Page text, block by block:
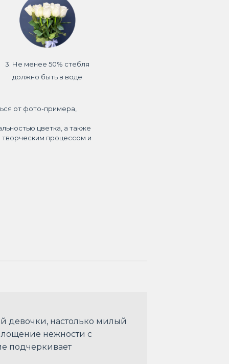
3. Не менее 50% стебля
должно быть в воде
от фото-примера,
цветка, а также
творческим процессом и
девочки, настолько милый
нежности с
подчеркивает